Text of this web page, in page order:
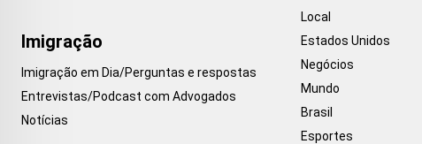
Imigração
Imigração em Dia/Perguntas e respostas
Entrevistas/Podcast com Advogados
Notícias
Local
Estados Unidos
Negócios
Mundo
Brasil
Esportes